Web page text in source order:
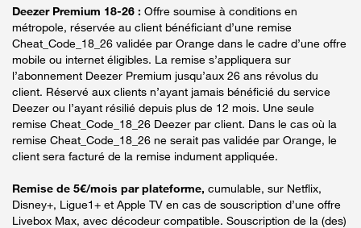
Deezer Premium 18-26 : Offre soumise à conditions en
métropole, réservée au client bénéficiant d’une remise
Cheat_Code_18_26 validée par Orange dans le cadre d’une offre
mobile ou internet éligibles. La remise s’appliquera sur
l’abonnement Deezer Premium jusqu’aux 26 ans révolus du
client. Réservé aux clients n’ayant jamais bénéficié du service
Deezer ou l’ayant résilié depuis plus de 12 mois. Une seule
remise Cheat_Code_18_26 Deezer par client. Dans le cas où la
remise Cheat_Code_18_26 ne serait pas validée par Orange, le
client sera facturé de la remise indument appliquée.
Remise de 5€/mois par plateforme, cumulable, sur Netflix,
Disney+, Ligue1+ et Apple TV en cas de souscription d’une offre
Livebox Max, avec décodeur compatible. Souscription de la (des)